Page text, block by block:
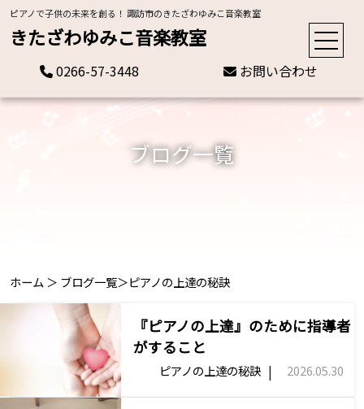
ピアノで子供の未来を創る！ 諏訪市のきたざわゆみこ音楽教室
きたざわゆみこ音楽教室
0266-57-3448 お問い合わせ
ブログ一覧
ホーム ＞ ブログ一覧＞ピアノの上達の秘訣
『ピアノの上達』のために指導者
がすること
ピアノの上達の秘訣 | 2026.05.30